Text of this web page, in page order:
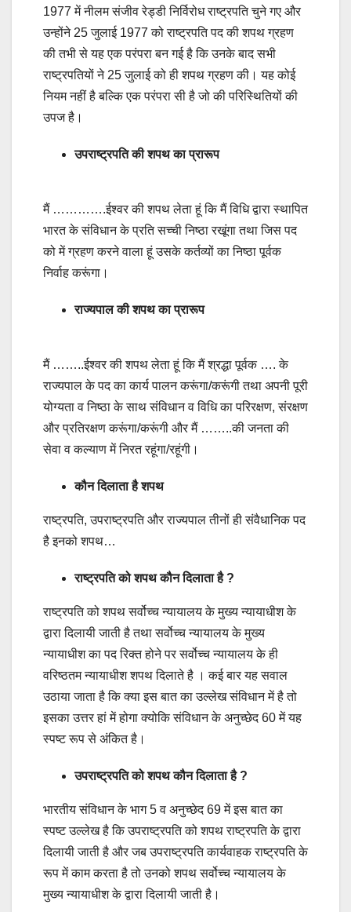
1977 में नीलम संजीव रेड्डी निर्विरोध राष्ट्रपति चुने गए और
उन्होंने 25 जुलाई 1977 को राष्ट्रपति पद की शपथ ग्रहण
की तभी से यह एक परंपरा बन गई है कि उनके बाद सभी
राष्ट्रपतियों ने 25 जुलाई को ही शपथ ग्रहण की। यह कोई
नियम नहीं है बल्कि एक परंपरा सी है जो की परिस्थितियों की
उपज है।
उपराष्ट्रपति की शपथ का प्रारूप
मैं ………….ईश्वर की शपथ लेता हूं कि मैं विधि द्वारा स्थापित
भारत के संविधान के प्रति सच्ची निष्ठा रखूंगा तथा जिस पद
को में ग्रहण करने वाला हूं उसके कर्तव्यों का निष्ठा पूर्वक
निर्वाह करूंगा।
राज्यपाल की शपथ का प्रारूप
मैं ……..ईश्वर की शपथ लेता हूं कि मैं श्रद्धा पूर्वक …. के
राज्यपाल के पद का कार्य पालन करूंगा/करूंगी तथा अपनी पूरी
योग्यता व निष्ठा के साथ संविधान व विधि का परिरक्षण, संरक्षण
और प्रतिरक्षण करूंगा/करूंगी और मैं ……..की जनता की
सेवा व कल्याण में निरत रहूंगा/रहूंगी।
कौन दिलाता है शपथ
राष्ट्रपति, उपराष्ट्रपति और राज्यपाल तीनों ही संवैधानिक पद
है इनको शपथ…
राष्ट्रपति को शपथ कौन दिलाता है ?
राष्ट्रपति को शपथ सर्वोच्च न्यायालय के मुख्य न्यायाधीश के
द्वारा दिलायी जाती है तथा सर्वोच्च न्यायालय के मुख्य
न्यायाधीश का पद रिक्त होने पर सर्वोच्च न्यायालय के ही
वरिष्ठतम न्यायाधीश शपथ दिलाते है । कई बार यह सवाल
उठाया जाता है कि क्या इस बात का उल्लेख संविधान में है तो
इसका उत्तर हां में होगा क्योकि संविधान के अनुच्छेद 60 में यह
स्पष्ट रूप से अंकित है।
उपराष्ट्रपति को शपथ कौन दिलाता है ?
भारतीय संविधान के भाग 5 व अनुच्छेद 69 में इस बात का
स्पष्ट उल्लेख है कि उपराष्ट्रपति को शपथ राष्ट्रपति के द्वारा
दिलायी जाती है और जब उपराष्ट्रपति कार्यवाहक राष्ट्रपति के
रूप में काम करता है तो उनको शपथ सर्वोच्च न्यायालय के
मुख्य न्यायाधीश के द्वारा दिलायी जाती है।